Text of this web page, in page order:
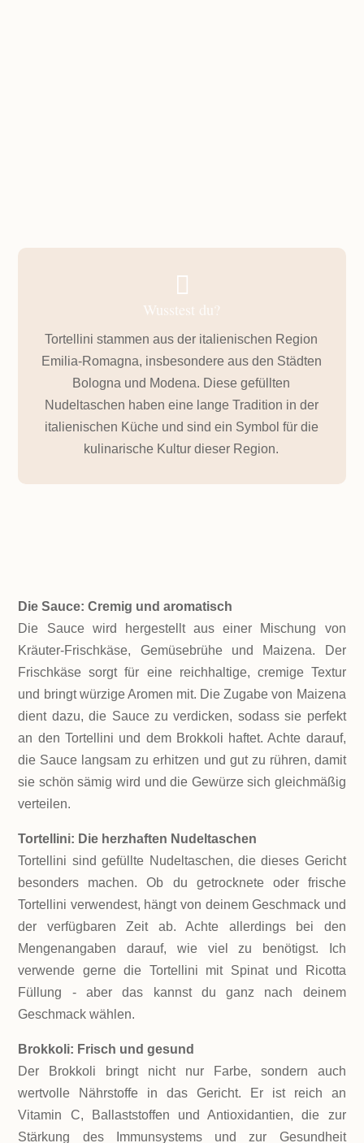

Wusstest du?
Tortellini stammen aus der italienischen Region
Emilia-Romagna, insbesondere aus den Städten
Bologna und Modena. Diese gefüllten
Nudeltaschen haben eine lange Tradition in der
italienischen Küche und sind ein Symbol für die
kulinarische Kultur dieser Region.
Die Sauce: Cremig und aromatisch
Die Sauce wird hergestellt aus einer Mischung von
Kräuter-Frischkäse, Gemüsebrühe und Maizena. Der
Frischkäse sorgt für eine reichhaltige, cremige Textur
und bringt würzige Aromen mit. Die Zugabe von Maizena
dient dazu, die Sauce zu verdicken, sodass sie perfekt
an den Tortellini und dem Brokkoli haftet. Achte darauf,
die Sauce langsam zu erhitzen und gut zu rühren, damit
sie schön sämig wird und die Gewürze sich gleichmäßig
verteilen.
Tortellini: Die herzhaften Nudeltaschen
Tortellini sind gefüllte Nudeltaschen, die dieses Gericht
besonders machen. Ob du getrocknete oder frische
Tortellini verwendest, hängt von deinem Geschmack und
der verfügbaren Zeit ab. Achte allerdings bei den
Mengenangaben darauf, wie viel zu benötigst. Ich
verwende gerne die Tortellini mit Spinat und Ricotta
Füllung - aber das kannst du ganz nach deinem
Geschmack wählen.
Brokkoli: Frisch und gesund
Der Brokkoli bringt nicht nur Farbe, sondern auch
wertvolle Nährstoffe in das Gericht. Er ist reich an
Vitamin C, Ballaststoffen und Antioxidantien, die zur
Stärkung des Immunsystems und zur Gesundheit